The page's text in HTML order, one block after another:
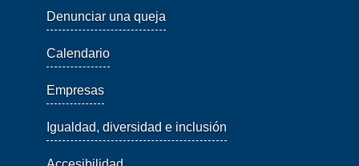
Denunciar una queja
Calendario
Empresas
Igualdad, diversidad e inclusión